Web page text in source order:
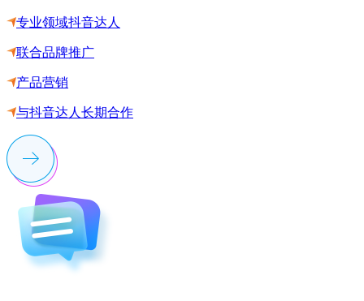
专业领域抖音达人
联合品牌推广
产品营销
与抖音达人长期合作